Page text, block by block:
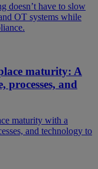
doesn’t have to slow
OT systems while
maturity: A
processes, and
maturity with a
and technology to